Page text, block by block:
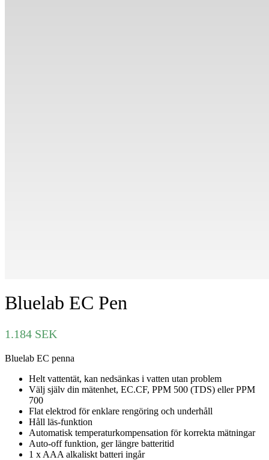
Bluelab EC Pen
1.184 SEK
Bluelab EC penna
Helt vattentät, kan nedsänkas i vatten utan problem
Välj själv din mätenhet, EC.CF, PPM 500 (TDS) eller PPM
700
Flat elektrod för enklare rengöring och underhåll
Håll läs-funktion
Automatisk temperaturkompensation för korrekta mätningar
Auto-off funktion, ger längre batteritid
1 x AAA alkaliskt batteri ingår